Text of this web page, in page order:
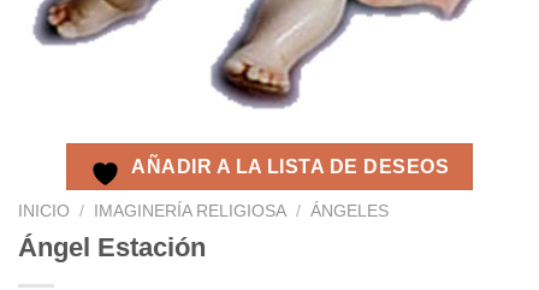
AÑADIR A LA LISTA DE DESEOS
INICIO / IMAGINERÍA RELIGIOSA / ÁNGELES
Ángel Estación